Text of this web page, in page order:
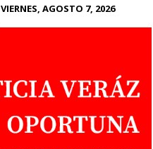
VIERNES, AGOSTO 7, 2026